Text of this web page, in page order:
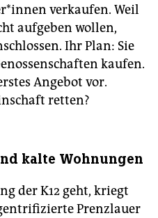
verkaufen. Weil
aufgeben wollen,
Ihr Plan: Sie
kaufen.
Angebot vor.
retten?
kalte Wohnungen
der K12 geht, kriegt
Prenzlauer